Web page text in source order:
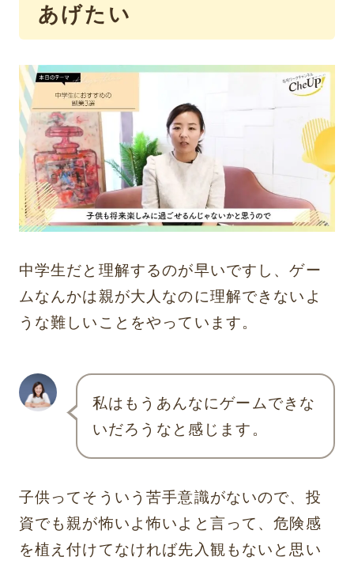
あげたい
中学生だと理解するのが早いですし、ゲー
ムなんかは親が大人なのに理解できないよ
うな難しいことをやっています。
私はもうあんなにゲームできな
いだろうなと感じます。
子供ってそういう苦手意識がないので、投
資でも親が怖いよ怖いよと言って、危険感
を植え付けてなければ先入観もないと思い